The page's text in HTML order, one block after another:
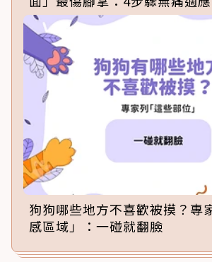
狗狗哪些地方不喜歡被摸？專
感區域」：一碰就翻臉